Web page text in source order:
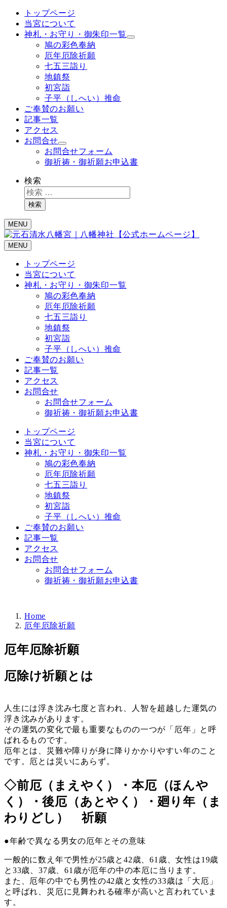
トップページ
当宮について
神札・お守り・御朱印一覧
鳩の彩色奉納
厄年厄除祈願
七五三詣り
地鎮祭
初宮詣
子平（しへい）推命
ご奉賛のお願い
記事一覧
アクセス
お問合せ
お問合せフォーム
御祈祷・御祈願お申込書
検索
検索
MENU
MENU
トップページ
当宮について
神札・お守り・御朱印一覧
鳩の彩色奉納
厄年厄除祈願
七五三詣り
地鎮祭
初宮詣
子平（しへい）推命
ご奉賛のお願い
記事一覧
アクセス
お問合せ
お問合せフォーム
御祈祷・御祈願お申込書
トップページ
当宮について
神札・お守り・御朱印一覧
鳩の彩色奉納
厄年厄除祈願
七五三詣り
地鎮祭
初宮詣
子平（しへい）推命
ご奉賛のお願い
記事一覧
アクセス
お問合せ
お問合せフォーム
御祈祷・御祈願お申込書
Home
厄年厄除祈願
厄年厄除祈願
厄除け祈願とは
人生には浮き沈み七度と言われ、人智を超越した運気の
浮き沈みがあります。
その運気の変化で最も重要なものの一つが「厄年」と呼
ばれるものです。
厄年とは、災難や障りが身に降りかかりやすい年のこと
です。厄とは災いにあらず。
◇前厄（まえやく）・本厄（ほんや
く）・後厄（あとやく）・廻り年（ま
わりどし） 祈願
●年齢で異なる男女の厄年とその意味
一般的に数え年で男性が25歳と42歳、61歳、女性は19歳
と33歳、37歳、61歳が厄年の中の本厄に当ります。
また、厄年の中でも男性の42歳と女性の33歳は「大厄」
と呼ばれ、災厄に見舞われる確率が高いと言われていま
す。